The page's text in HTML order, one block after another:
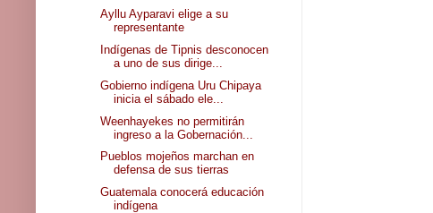
Ayllu Ayparavi elige a su
representante
Indígenas de Tipnis desconocen
a uno de sus dirige...
Gobierno indígena Uru Chipaya
inicia el sábado ele...
Weenhayekes no permitirán
ingreso a la Gobernación...
Pueblos mojeños marchan en
defensa de sus tierras
Guatemala conocerá educación
indígena